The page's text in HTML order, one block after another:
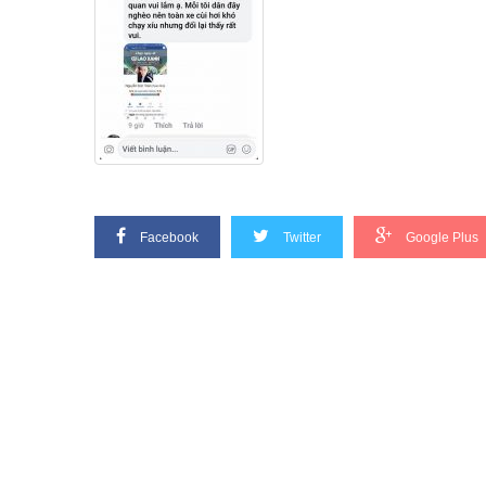
Facebook Twitter Google Plus